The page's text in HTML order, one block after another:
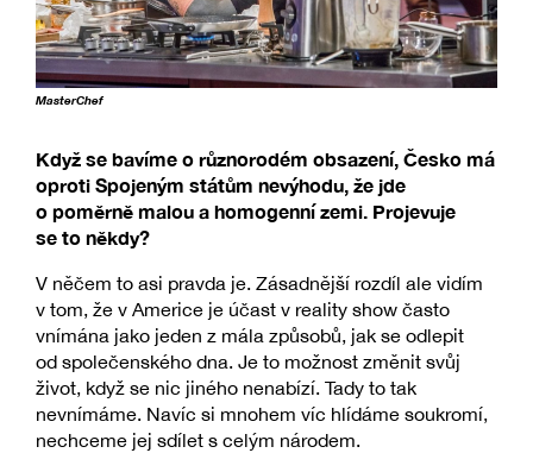
MasterChef
Když se bavíme o různorodém obsazení, Česko má
oproti Spojeným státům nevýhodu, že jde
o poměrně malou a homogenní zemi. Projevuje
se to někdy?
V něčem to asi pravda je. Zásadnější rozdíl ale vidím
v tom, že v Americe je účast v reality show často
vnímána jako jeden z mála způsobů, jak se odlepit
od společenského dna. Je to možnost změnit svůj
život, když se nic jiného nenabízí. Tady to tak
nevnímáme. Navíc si mnohem víc hlídáme soukromí,
nechceme jej sdílet s celým národem.